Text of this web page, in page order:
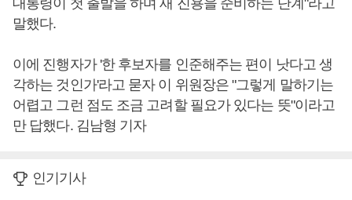
대통령이 첫 출발을 하며 새 진용을 준비하는 단계"라고
말했다.
이에 진행자가 '한 후보자를 인준해주는 편이 낫다고 생
각하는 것인가'라고 묻자 이 위원장은 "그렇게 말하기는
어렵고 그런 점도 조금 고려할 필요가 있다는 뜻"이라고
만 답했다. 김남형 기자
인기기사